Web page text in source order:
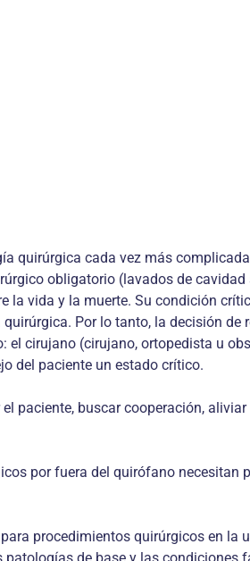
quirúrgica cada vez más
obligatorio (lavados de
vida y la muerte. Su condición
Por lo tanto, la decisión
cirujano (cirujano, ortopedista u
del paciente un estado crítico.
paciente, buscar cooperación,
por fuera del quirófano necesitan
procedimientos quirúrgicos en la